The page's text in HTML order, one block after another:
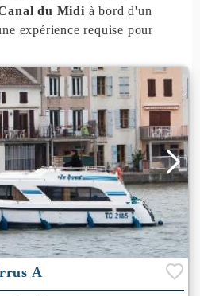
du Midi à bord d'un
expérience requise pour
A